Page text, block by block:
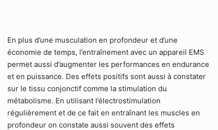
En plus d’une musculation en profondeur et d’une
économie de temps, l’entraînement avec un appareil EMS
permet aussi d’augmenter les performances en endurance
et en puissance. Des effets positifs sont aussi à constater
sur le tissu conjonctif comme la stimulation du
métabolisme. En utilisant l’électrostimulation
régulièrement et de ce fait en entraînant les muscles en
profondeur on constate aussi souvent des effets